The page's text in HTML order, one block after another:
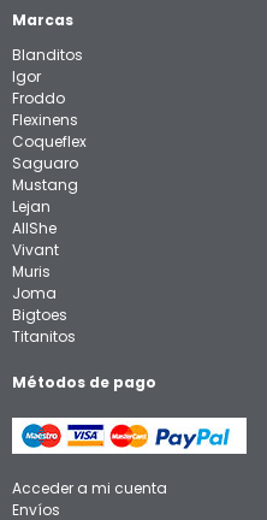
Marcas
Blanditos
Igor
Froddo
Flexinens
Coqueflex
Saguaro
Mustang
Lejan
AllShe
Vivant
Muris
Joma
Bigtoes
Titanitos
Métodos de pago
Acceder a mi cuenta
Envíos